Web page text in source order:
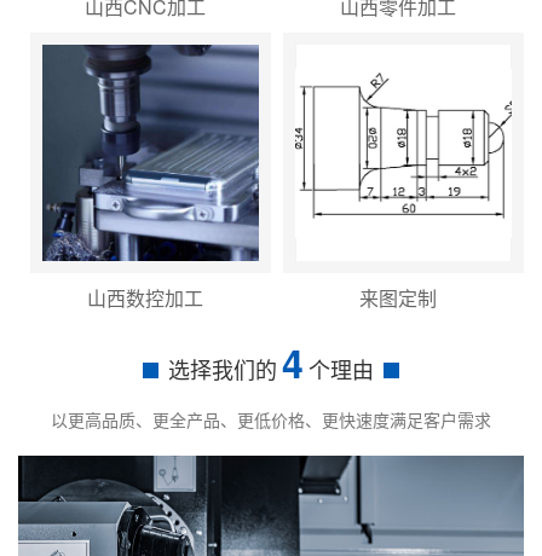
山西CNC加工 山西零件加工
山西数控加工 来图定制
选择我们的4个理由
以更高品质、更全产品、更低价格、更快速度满足客户需求